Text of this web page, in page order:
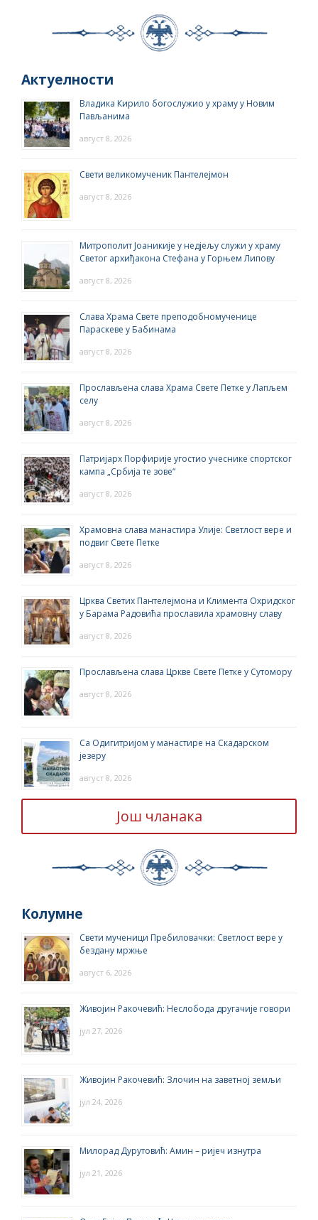
Актуелности
Владика Кирило богослужио у храму у Новим
Пављанима
август 8, 2026
Свети великомученик Пантелејмон
август 8, 2026
Митрополит Јоаникије у недјељу служи у храму
Светог архиђакона Стефана у Горњем Липову
август 8, 2026
Слава Храма Свете преподобномученице
Параскеве у Бабинама
август 8, 2026
Прослављена слава Храма Свете Петке у Лапљем
селу
август 8, 2026
Патријарх Порфирије угостио учеснике спортског
кампа „Србија те зове“
август 8, 2026
Храмовна слава манастира Улије: Светлост вере и
подвиг Свете Петке
август 8, 2026
Црква Светих Пантелејмона и Климента Охридског
у Барама Радовића прославила храмовну славу
август 8, 2026
Прослављена слава Цркве Свете Петке у Сутомору
август 8, 2026
Са Одигитријом у манастире на Скадарском
језеру
август 8, 2026
Још чланака
Колумне
Свети мученици Пребиловачки: Светлост вере у
бездану мржње
август 6, 2026
Живојин Ракочевић: Неслобода другачије говори
јул 27, 2026
Живојин Ракочевић: Злочин на заветној земљи
јул 24, 2026
Милорад Дурутовић: Амин – ријеч изнутра
јул 21, 2026